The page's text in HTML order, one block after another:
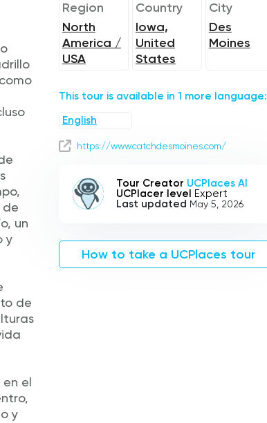
de
un
y
de
el
y
Region
North
America /
USA
Country
Iowa,
United
States
City
Des
Moines
This tour is available in 1 more language:
English
https://www.catchdesmoines.com/
Tour Creator UCPlaces AI
UCPlacer level Expert
Last updated May 5, 2026
How to take a UCPlaces tour